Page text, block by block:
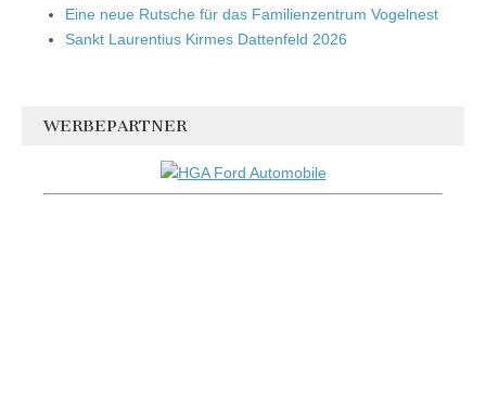
Eine neue Rutsche für das Familienzentrum Vogelnest
Sankt Laurentius Kirmes Dattenfeld 2026
WERBEPARTNER